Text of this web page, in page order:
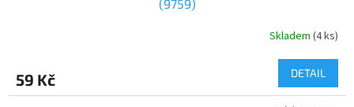
(9759)
Skladem (4 ks)
59 Kč DETAIL